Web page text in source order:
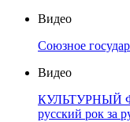
Видео
Союзное
Видео
КУЛЬТУРНЫЙ
русский рок за